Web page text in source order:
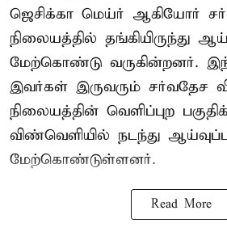
ஜெசிக்கா மெய்ர் ஆகியோர்
நிலையத்தில் தங்கியிருந்து
மேற்கொண்டு வருகின்றனர்.
இவர்கள் இருவரும் சர்வதேச
நிலையத்தின் வெளிப்புற
விண்வெளியில் நடந்து
மேற்கொண்டுள்ளனர்.
Read More